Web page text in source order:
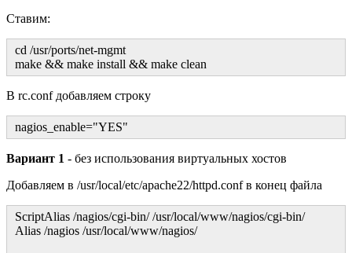
Ставим:
cd /usr/ports/net-mgmt
make && make install && make clean
В rc.conf добавляем строку
nagios_enable="YES"
Вариант 1 - без использования виртуальных хостов
Добавляем в /usr/local/etc/apache22/httpd.conf в конец файла
ScriptAlias /nagios/cgi-bin/ /usr/local/www/nagios/cgi-bin/
Alias /nagios /usr/local/www/nagios/